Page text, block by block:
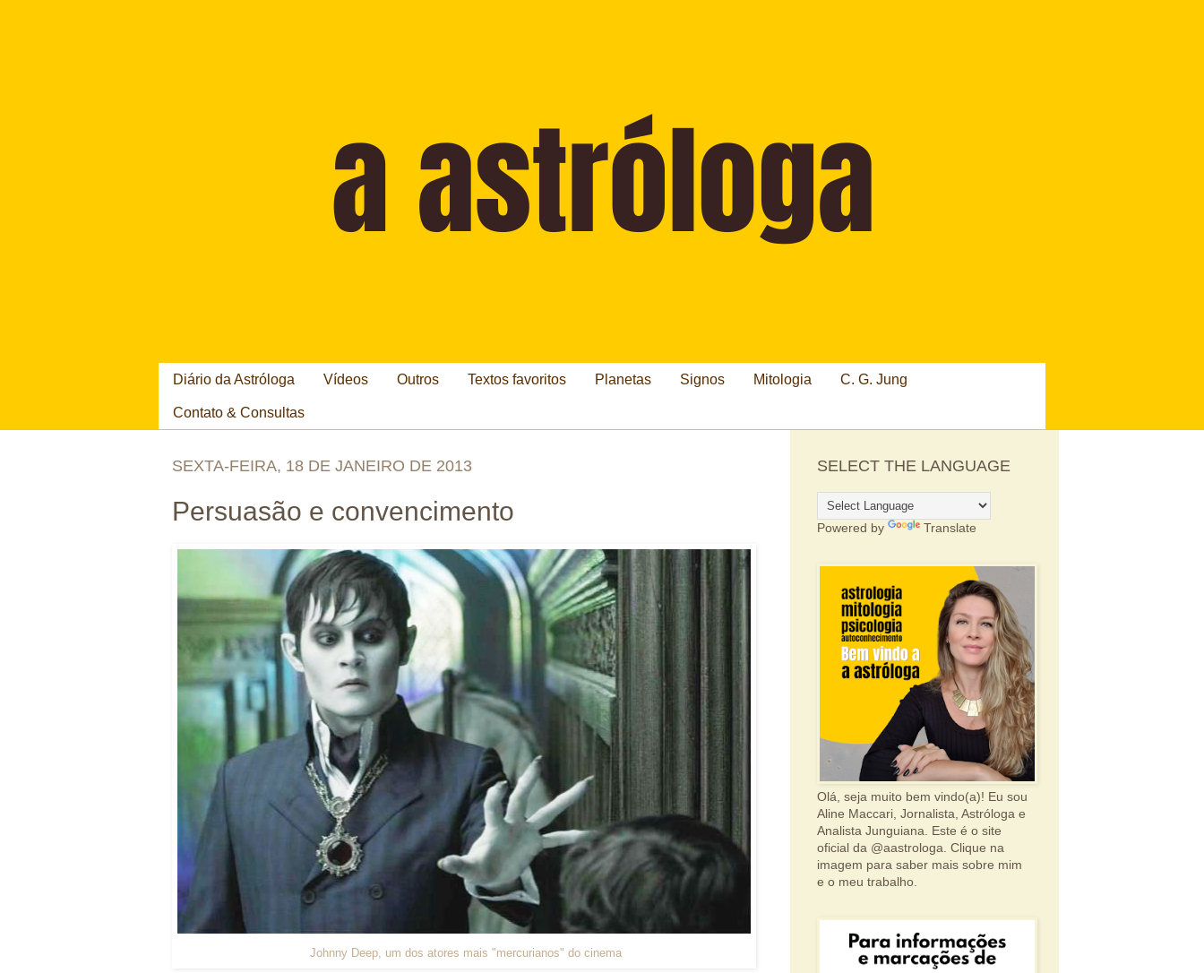
Diário da Astróloga Vídeos Outros Textos favoritos Planetas Signos Mitologia C. G. Jung
Contato & Consultas
SEXTA-FEIRA, 18 DE JANEIRO DE 2013
Persuasão e convencimento
Johnny Deep, um dos atores mais "mercurianos" do cinema
SELECT THE LANGUAGE
Powered by Translate
Olá, seja muito bem vindo(a)! Eu sou
Aline Maccari, Jornalista, Astróloga e
Analista Junguiana. Este é o site
oficial da @aastrologa. Clique na
imagem para saber mais sobre mim
e o meu trabalho.